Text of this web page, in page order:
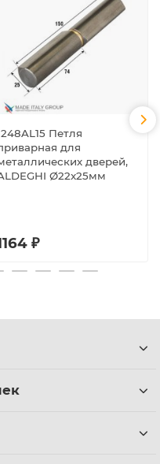
Петля
для
дверей,
Ø22x25мм
₽